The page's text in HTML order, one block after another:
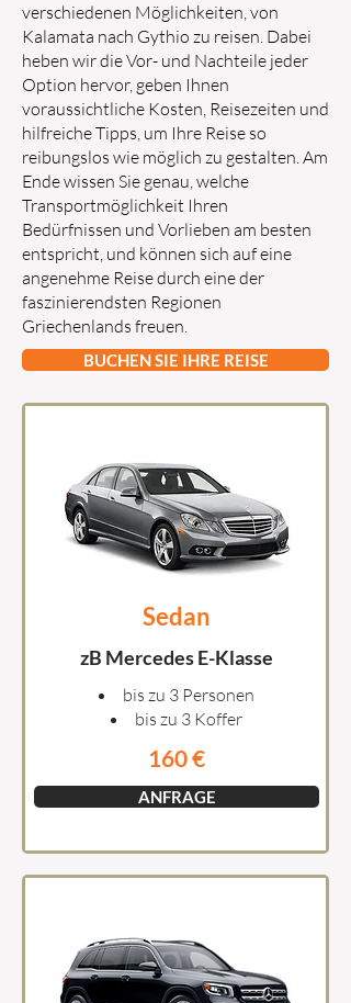
verschiedenen Möglichkeiten, von
Kalamata nach Gythio zu reisen. Dabei
heben wir die Vor- und Nachteile jeder
Option hervor, geben Ihnen
voraussichtliche Kosten, Reisezeiten und
hilfreiche Tipps, um Ihre Reise so
reibungslos wie möglich zu gestalten. Am
Ende wissen Sie genau, welche
Transportmöglichkeit Ihren
Bedürfnissen und Vorlieben am besten
entspricht, und können sich auf eine
angenehme Reise durch eine der
faszinierendsten Regionen
Griechenlands freuen.
BUCHEN SIE IHRE REISE
Sedan
zB Mercedes E-Klasse
bis zu 3 Personen
bis zu 3 Koffer
160 €
ANFRAGE